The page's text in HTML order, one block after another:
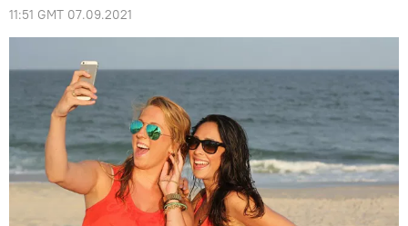
11:51 GMT 07.09.2021